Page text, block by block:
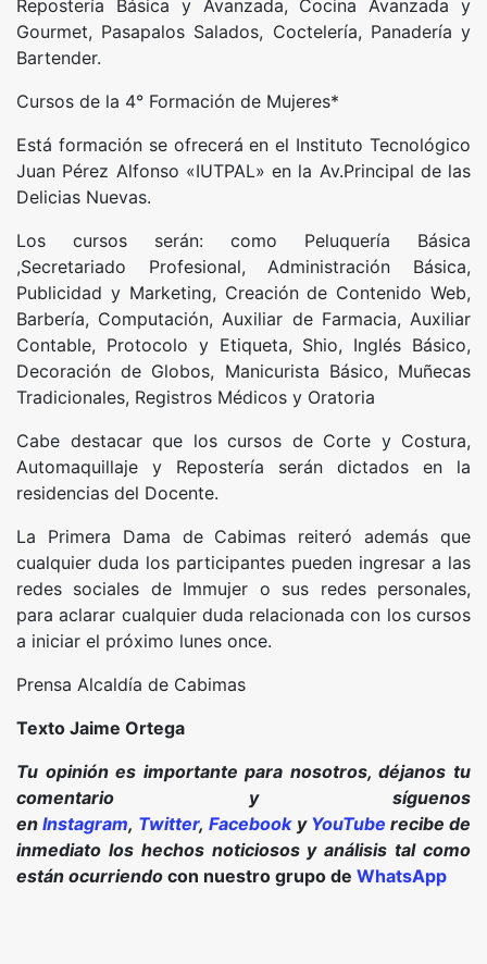
Repostería Básica y Avanzada, Cocina Avanzada y
Gourmet, Pasapalos Salados, Coctelería, Panadería y
Bartender.
Cursos de la 4° Formación de Mujeres*
Está formación se ofrecerá en el Instituto Tecnológico
Juan Pérez Alfonso «IUTPAL» en la Av.Principal de las
Delicias Nuevas.
Los cursos serán: como Peluquería Básica
,Secretariado Profesional, Administración Básica,
Publicidad y Marketing, Creación de Contenido Web,
Barbería, Computación, Auxiliar de Farmacia, Auxiliar
Contable, Protocolo y Etiqueta, Shio, Inglés Básico,
Decoración de Globos, Manicurista Básico, Muñecas
Tradicionales, Registros Médicos y Oratoria
Cabe destacar que los cursos de Corte y Costura,
Automaquillaje y Repostería serán dictados en la
residencias del Docente.
La Primera Dama de Cabimas reiteró además que
cualquier duda los participantes pueden ingresar a las
redes sociales de Immujer o sus redes personales,
para aclarar cualquier duda relacionada con los cursos
a iniciar el próximo lunes once.
Prensa Alcaldía de Cabimas
Texto Jaime Ortega
Tu opinión es importante para nosotros, déjanos tu
comentario y síguenos
enInstagram, Twitter,Facebooky YouTube recibe de
inmediato los hechos noticiosos y análisis tal como
están ocurriendo con nuestro grupo de WhatsApp